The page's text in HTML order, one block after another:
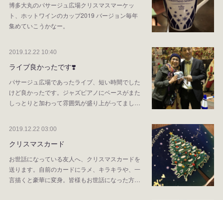
博多大丸のパサージュ広場クリスマスマーケッ
ト、ホットワインのカップ2019 バージョン毎年
集めていこうかなー。
2019.12.22 10:40
ライブ良かったです❣️
パサージュ広場であったライブ、短い時間でした
けど良かったです。ジャズピアノにベースがまた
しっとりと加わって雰囲気が盛り上がってまし…
2019.12.22 03:00
クリスマスカード
お世話になっている友人へ、クリスマスカードを
送ります。自前のカードにラメ、キラキラや、一
言描くと豪華に変身。皆様もお世話になった方…